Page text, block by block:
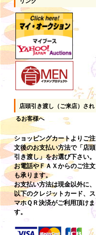
店頭引き渡し（ご来店）され
るお客様へ
ショッピングカートよりご注
文後のお支払い方法で「店頭
引き渡し」をお選び下さい。
お電話やＦＡＸからのご注文
も承ります。
お支払い方法は現金以外に、
以下のクレジットカード、ス
マホＱＲ決済がご利用頂けま
す。